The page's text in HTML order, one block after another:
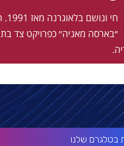
חי
״בארסה מאניה״ כפרויקט צד
בטלגרם שלנו